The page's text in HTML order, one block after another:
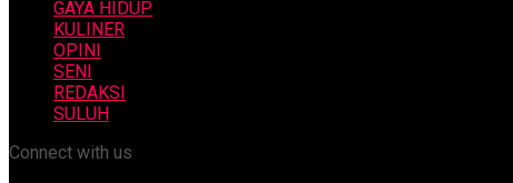
GAYA HIDUP
KULINER
OPINI
SENI
REDAKSI
SULUH
Connect with us